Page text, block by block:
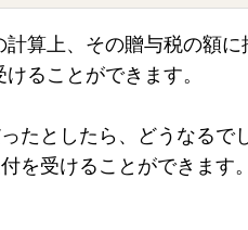
算上、その贈与税の額
ることができます。
たとしたら、どうなるで
を受けることができます。